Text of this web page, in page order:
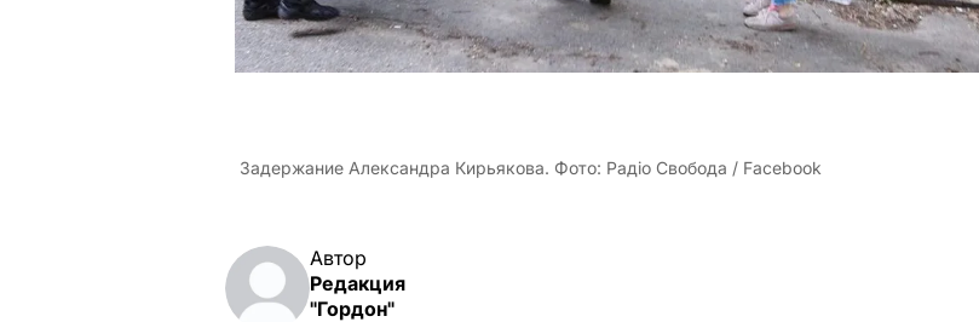
Задержание Александра Кирьякова. Фото: Радіо Свобода / Facebook
Автор
Редакция
"Гордон"